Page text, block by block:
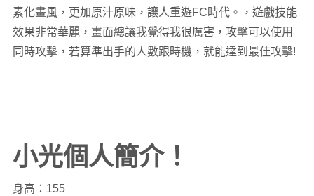
素化畫風，更加原汁原味，讓人重遊FC時代。，遊戲技能
效果非常華麗，畫面總讓我覺得我很厲害，攻擊可以使用
同時攻擊，若算準出手的人數跟時機，就能達到最佳攻擊!
小光個人簡介！
身高：155